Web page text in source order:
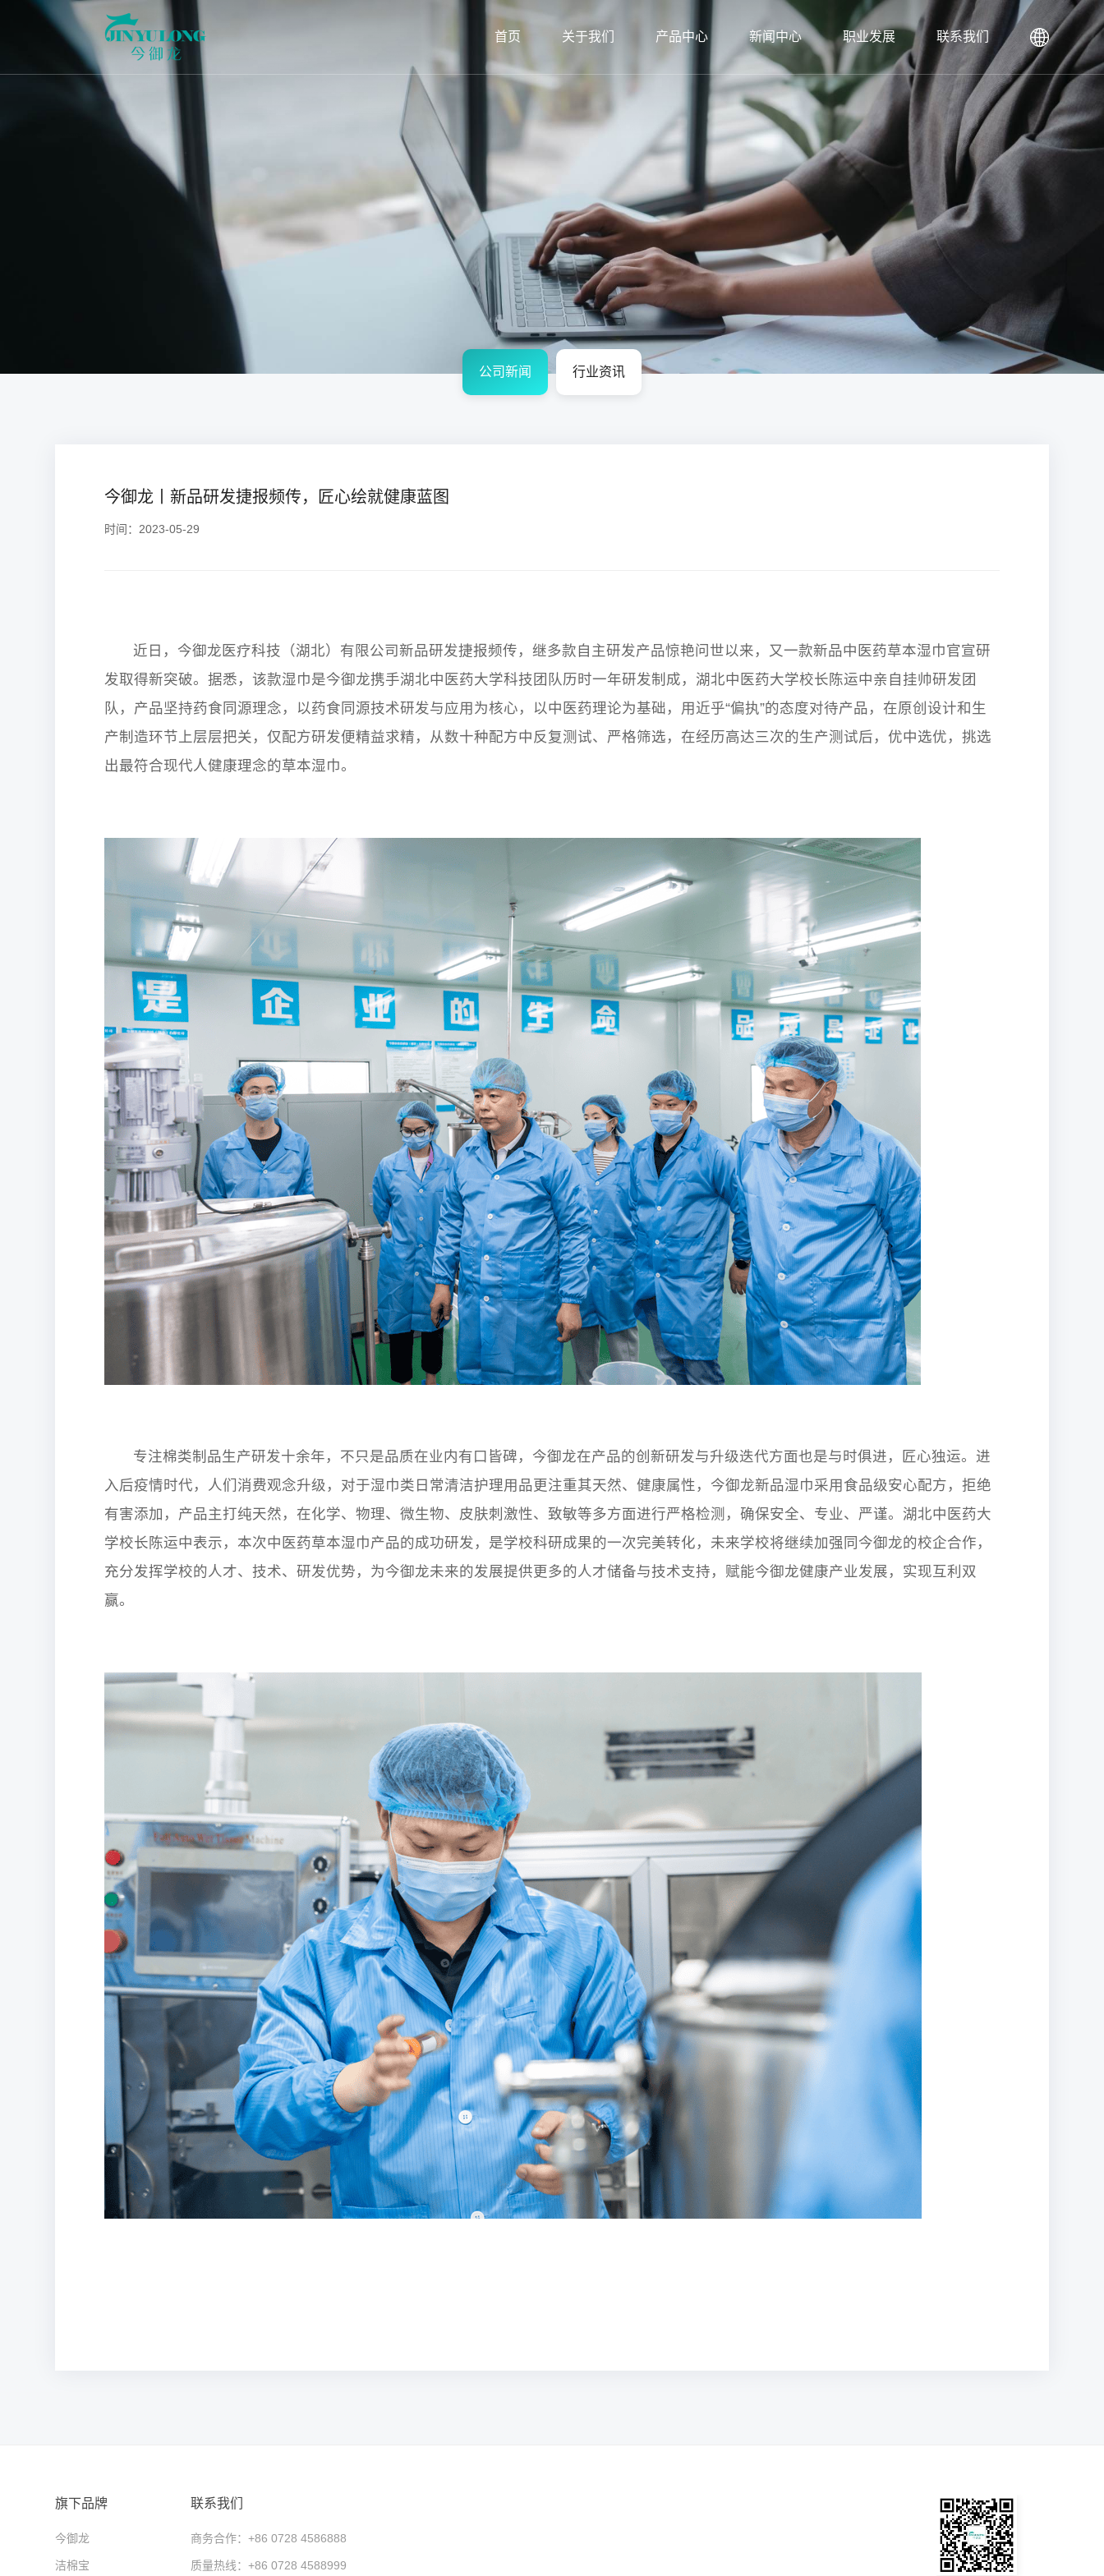
首页 关于我们 产品中心 新闻中心 职业发展 联系我们
公司新闻 行业资讯
今御龙丨新品研发捷报频传，匠心绘就健康蓝图
时间：2023-05-29
近日，今御龙医疗科技（湖北）有限公司新品研发捷报频传，继多款自主研发产品惊艳问世以来，又一款新品中医药草本湿巾官宣研
发取得新突破。据悉，该款湿巾是今御龙携手湖北中医药大学科技团队历时一年研发制成，湖北中医药大学校长陈运中亲自挂帅研发团
队，产品坚持药食同源理念，以药食同源技术研发与应用为核心，以中医药理论为基础，用近乎“偏执”的态度对待产品，在原创设计和生
产制造环节上层层把关，仅配方研发便精益求精，从数十种配方中反复测试、严格筛选，在经历高达三次的生产测试后，优中选优，挑选
出最符合现代人健康理念的草本湿巾。
专注棉类制品生产研发十余年，不只是品质在业内有口皆碑，今御龙在产品的创新研发与升级迭代方面也是与时俱进，匠心独运。进
入后疫情时代，人们消费观念升级，对于湿巾类日常清洁护理用品更注重其天然、健康属性，今御龙新品湿巾采用食品级安心配方，拒绝
有害添加，产品主打纯天然，在化学、物理、微生物、皮肤刺激性、致敏等多方面进行严格检测，确保安全、专业、严谨。湖北中医药大
学校长陈运中表示，本次中医药草本湿巾产品的成功研发，是学校科研成果的一次完美转化，未来学校将继续加强同今御龙的校企合作，
充分发挥学校的人才、技术、研发优势，为今御龙未来的发展提供更多的人才储备与技术支持，赋能今御龙健康产业发展，实现互利双
赢。
旗下品牌
今御龙
洁棉宝
联系我们
商务合作：+86 0728 4586888
质量热线：+86 0728 4588999